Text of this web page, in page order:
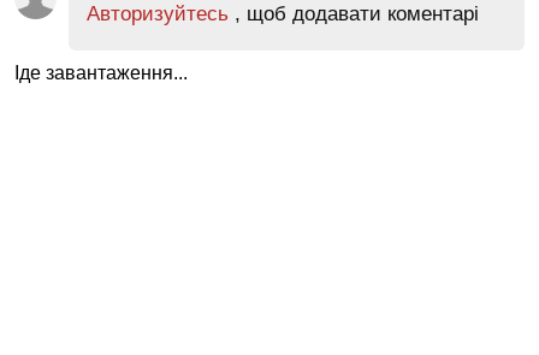
Авторизуйтесь , щоб додавати коментарі
Іде завантаження...